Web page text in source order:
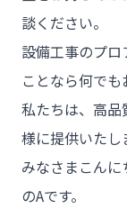
談ください。
設備工事のプ
ことなら何でも
私たちは、高
様に提供いたしま
みなさまこん
のAです。